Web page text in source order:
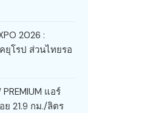
2026 :
ยุโรป ส่วนไทยรอ
PREMIUM แอร์
ย 21.9 กม./ลิตร